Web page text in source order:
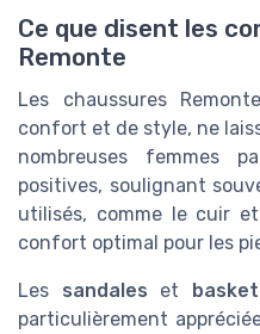
Ce que disent les
Remonte
Les chaussures
confort et de style, ne
nombreuses femmes
positives, soulignant
utilisés, comme le cuir
confort optimal pour les
Les sandales et
particulièrement